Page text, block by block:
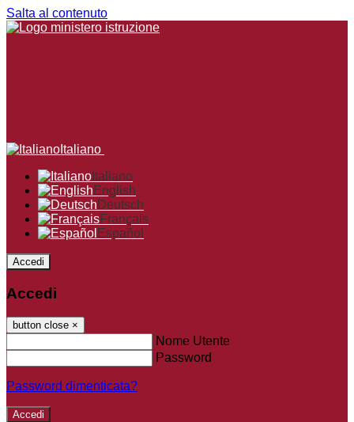
Salta al contenuto
Italiano
Italiano
English
Deutsch
Français
Español
Accedi
Accedi
button close ×
Nome Utente
Password
Password dimenticata?